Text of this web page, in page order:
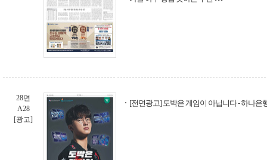
28면
A28
[광고]
[전면광고] 도박은 게임이 아닙니다 - 하나은